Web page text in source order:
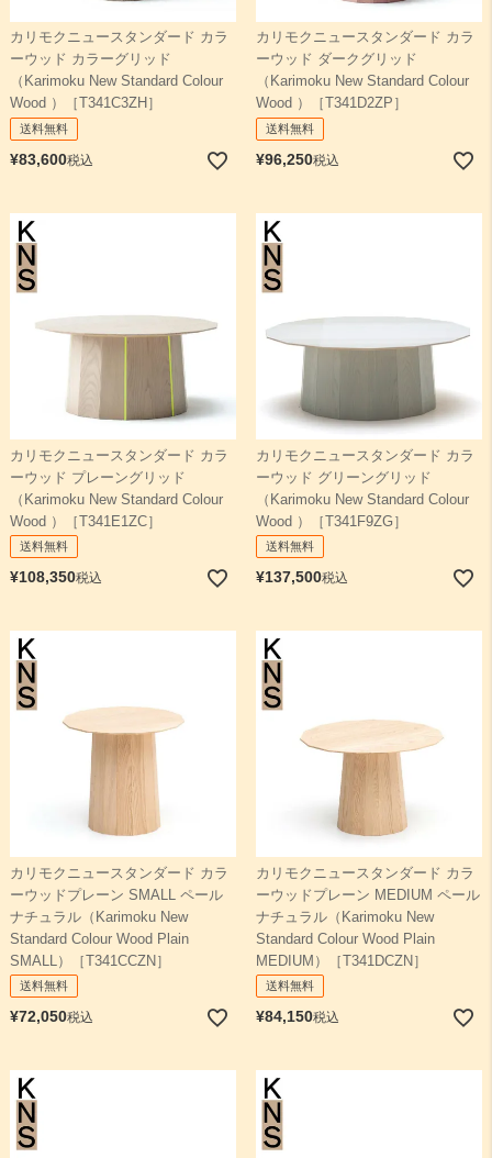
カリモクニュースタンダード カラ
ーウッド カラーグリッド
（Karimoku New Standard Colour
Wood ）［T341C3ZH］
送料無料
¥83,600税込
カリモクニュースタンダード カラ
ーウッド ダークグリッド
（Karimoku New Standard Colour
Wood ）［T341D2ZP］
送料無料
¥96,250税込
カリモクニュースタンダード カラ
ーウッド プレーングリッド
（Karimoku New Standard Colour
Wood ）［T341E1ZC］
送料無料
¥108,350税込
カリモクニュースタンダード カラ
ーウッド グリーングリッド
（Karimoku New Standard Colour
Wood ）［T341F9ZG］
送料無料
¥137,500税込
カリモクニュースタンダード カラ
ーウッドプレーン SMALL ペール
ナチュラル（Karimoku New
Standard Colour Wood Plain
SMALL）［T341CCZN］
送料無料
¥72,050税込
カリモクニュースタンダード カラ
ーウッドプレーン MEDIUM ペール
ナチュラル（Karimoku New
Standard Colour Wood Plain
MEDIUM）［T341DCZN］
送料無料
¥84,150税込